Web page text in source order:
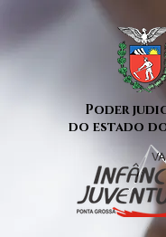
Poder
do estado